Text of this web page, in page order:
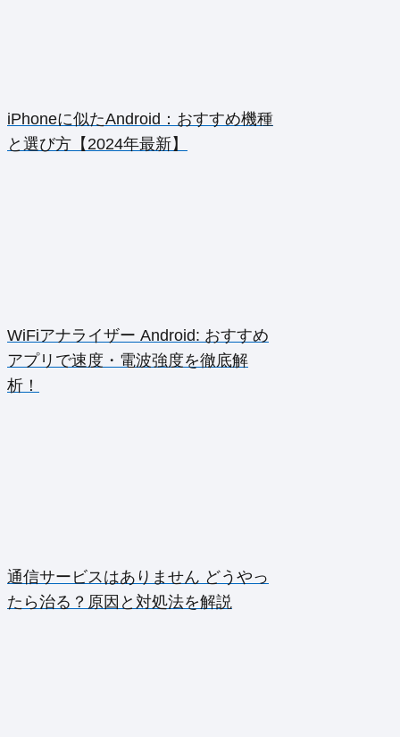
iPhoneに似たAndroid：おすすめ機種
と選び方【2024年最新】
WiFiアナライザー Android: おすすめ
アプリで速度・電波強度を徹底解
析！
通信サービスはありません どうやっ
たら治る？原因と対処法を解説